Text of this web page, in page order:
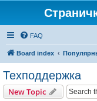
FAQ
Board index
Техподдержка
New Topic